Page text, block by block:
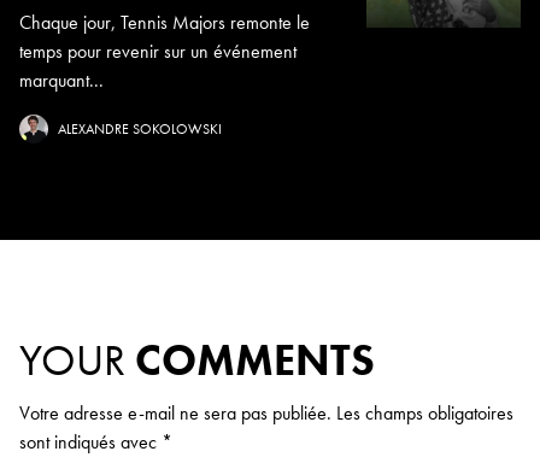
Chaque jour, Tennis Majors remonte le
temps pour revenir sur un événement
marquant...
ALEXANDRE SOKOLOWSKI
YOUR COMMENTS
Votre adresse e-mail ne sera pas publiée. Les champs obligatoires
sont indiqués avec *